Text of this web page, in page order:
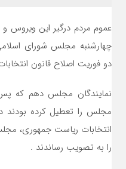
عموم مردم درگیر این ویروس
چهارشنبه مجلس شورای
دو فوریت اصلاح قانون
نمایندگان مجلس دهم که
مجلس را تعطیل کرده بودند
انتخابات ریاست جمهوری،
را به تصویب رساندند .